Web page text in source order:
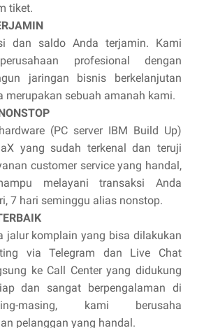
tiket.
dan saldo Anda terjamin. Kami
profesional dengan
jaringan bisnis berkelanjutan
merupakan sebuah amanah kami.
(PC server IBM Build Up)
yang sudah terkenal dan teruji
customer service yang handal,
melayani transaksi Anda
7 hari seminggu alias nonstop.
jalur komplain yang bisa dilakukan
via Telegram dan Live Chat
ke Call Center yang didukung
dan sangat berpengalaman di
masing, kami berusaha
pelanggan yang handal.